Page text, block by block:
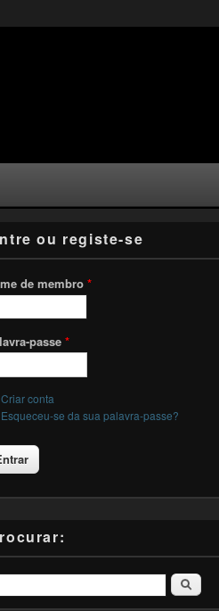
ou registe-se
de membro *
passe *
Criar conta
Esqueceu-se da sua palavra-passe?
Pesquisar